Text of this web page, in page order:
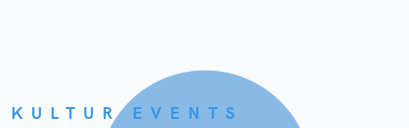
KULTUR EVENTS